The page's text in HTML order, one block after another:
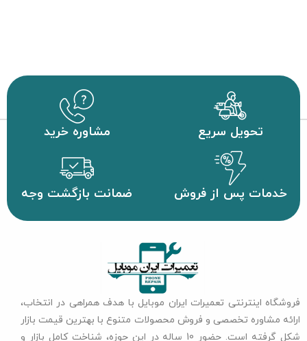
تحویل سریع مشاوره خرید
خدمات پس از فروش ضمانت بازگشت وجه
فروشگاه اینترنتی تعمیرات ایران موبایل با هدف همراهی در انتخاب،
ارائه مشاوره تخصصی و فروش محصولات متنوع با بهترین قیمت بازار
شکل گرفته است. حضور 10 ساله در این حوزه، شناخت کامل بازار و